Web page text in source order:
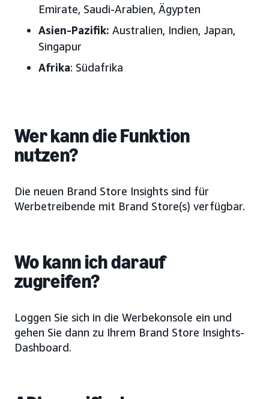
Emirate, Saudi-Arabien, Ägypten
Asien-Pazifik: Australien, Indien, Japan,
Singapur
Afrika: Südafrika
Wer kann die Funktion
nutzen?
Die neuen Brand Store Insights sind für
Werbetreibende mit Brand Store(s) verfügbar.
Wo kann ich darauf
zugreifen?
Loggen Sie sich in die Werbekonsole ein und
gehen Sie dann zu Ihrem Brand Store Insights-
Dashboard.